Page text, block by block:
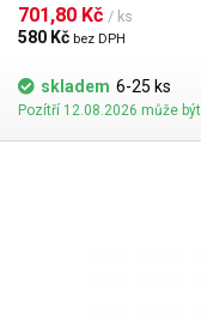
umožňujícím její připojení
průchodkouJohn Guest 1/
velkým objemem -
Materiál, ze kterého je
a je bez omezení
letování, lepidla, maziva,
kartuše je vhodné použít
dávkovací jehly luer-lock -
701,80 Kč / ks
580 Kč bez DPH
skladem 6-25 ks
Pozítří 12.08.2026 může